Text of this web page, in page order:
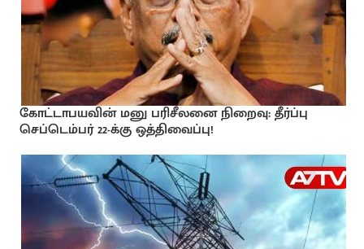
கோட்டாபயவின் மனு பரிசீலனை நிறைவு: தீர்ப்பு
செப்டெம்பர் 22-க்கு ஒத்திவைப்பு!